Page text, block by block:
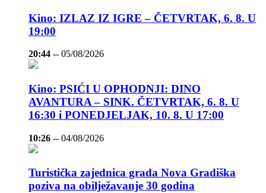
Kino: IZLAZ IZ IGRE – ČETVRTAK, 6. 8. U
19:00
20:44 -- 05/08/2026
Kino: PSIĆI U OPHODNJI: DINO
AVANTURA – SINK. ČETVRTAK, 6. 8. U
16:30 i PONEDJELJAK, 10. 8. U 17:00
10:26 -- 04/08/2026
Turistička zajednica grada Nova Gradiška
poziva na obilježavanje 30 godina